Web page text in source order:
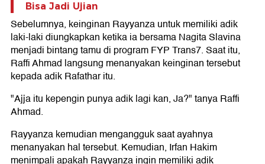
Bisa Jadi Ujian
Sebelumnya, keinginan Rayyanza untuk memiliki adik
laki-laki diungkapkan ketika ia bersama Nagita Slavina
menjadi bintang tamu di program FYP Trans7. Saat itu,
Raffi Ahmad langsung menanyakan keinginan tersebut
kepada adik Rafathar itu.
"Ajja itu kepengin punya adik lagi kan, Ja?" tanya Raffi
Ahmad.
Rayyanza kemudian mengangguk saat ayahnya
menanyakan hal tersebut. Kemudian, Irfan Hakim
menimpali apakah Rayyanza ingin memiliki adik